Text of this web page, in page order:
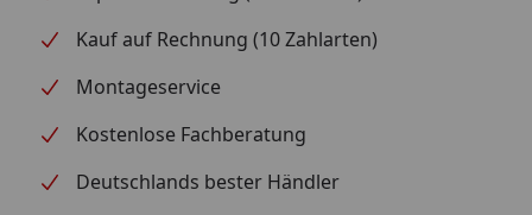
Kauf auf Rechnung (10 Zahlarten)
Montageservice
Kostenlose Fachberatung
Deutschlands bester Händler